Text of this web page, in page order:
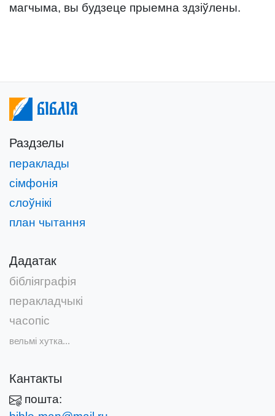
магчыма, вы будзеце прыемна здзіўлены.
Біблія
Раздзелы
пераклады
сімфонія
слоўнікі
план чытання
Дадатак
бібліяграфія
перакладчыкі
часопіс
вельмі хутка...
Кантакты
пошта: